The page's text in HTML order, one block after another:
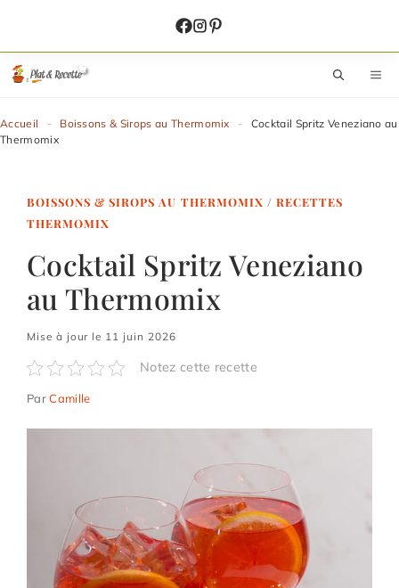
contenu
Accueil - Boissons & Sirops au Thermomix -
Cocktail Spritz Veneziano au
Thermomix
BOISSONS & SIROPS AU THERMOMIX / RECETTES
THERMOMIX
Cocktail Spritz Veneziano
au Thermomix
Mise à jour le 11 juin 2026
Notez cette recette
ParCamille